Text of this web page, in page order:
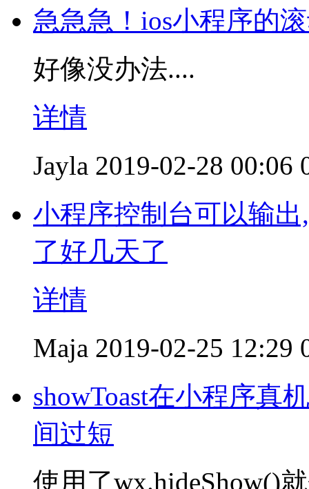
急急急！ios小程序的
好像没办法....
详情
Jayla 2019-02-28 00:06
小程序控制台可以输
了好几天了
详情
Maja 2019-02-25 12:29
showToast在小程序真
间过短
使用了wx.hideShow()